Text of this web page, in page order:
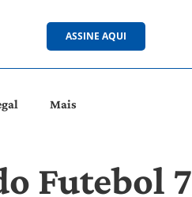
ASSINE AQUI
Mais
Futebol 7